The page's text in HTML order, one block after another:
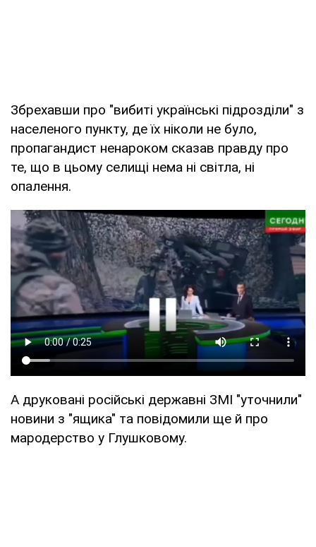
Збрехавши про "вибиті українські підрозділи" з
населеного пункту, де їх ніколи не було,
пропагандист ненароком сказав правду про
те, що в цьому селищі нема ні світла, ні
опалення.
А друковані російські державні ЗМІ "уточнили"
новини з "ящика" та повідомили ще й про
мародерство у Глушковому.